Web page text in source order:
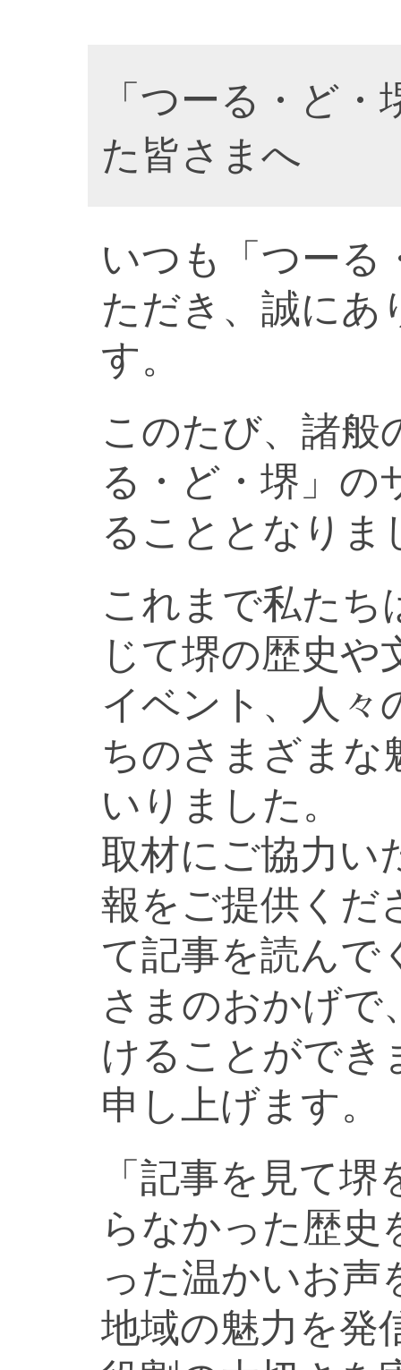
「つーる・ど
た皆さまへ
いつも「つーる
ただき、誠にあ
す。
このたび、諸般
る・ど・堺」の
ることとなりま
これまで私たち
じて堺の歴史や
イベント、人々
ちのさまざまな
いりました。
取材にご協力い
報をご提供くだ
て記事を読んで
さまのおかげで
けることができ
申し上げます。
「記事を見て
らなかった歴史
った温かいお声
地域の魅力を発